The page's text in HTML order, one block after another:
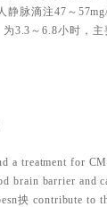
脉滴注47～
3.3～6.8小时，
a treatment for
brain barrier and
抰 contribute to